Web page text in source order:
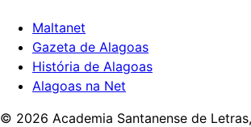
Maltanet
Gazeta de Alagoas
História de Alagoas
Alagoas na Net
© 2026 Academia Santanense de